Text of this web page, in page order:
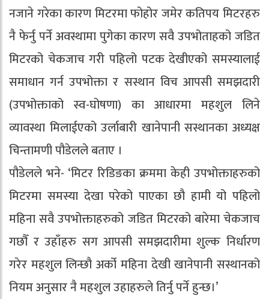
नजाने गरेका कारण मिटरमा फोहोर जमेर कतिपय मिटरहरु
नै फेर्नु पर्ने अवस्थामा पुगेका कारण सवै उपभोताहको जडित
मिटरको चेकजाच गरी पहिलो पटक देखीएको समस्यालाई
समाधान गर्न उपभोक्ता र सस्थान विच आपसी समझदारी
(उपभोक्ताको स्व-घोषणा) का आधारमा महशुल लिने
व्यावस्था मिलाईएको उर्लाबारी खानेपानी सस्थानका अध्यक्ष
चिन्तामणी पौडेलले बताए ।
पौडेलले भने- ‘मिटर रिडिङका क्रममा केही उपभोक्ताहरुको
मिटरमा समस्या देखा परेको पाएका छौ हामी यो पहिलो
महिना सवै उपभोक्ताहरुको जडित मिटरको बारेमा चेकजाच
गछौँ र उहाँहरु सग आपसी समझदारीमा शुल्क निर्धारण
गरेर महशुल लिन्छौ अर्को महिना देखी खानेपानी सस्थानको
नियम अनुसार नै महशुल उहाहरुले तिर्नु पर्ने हुन्छ।’